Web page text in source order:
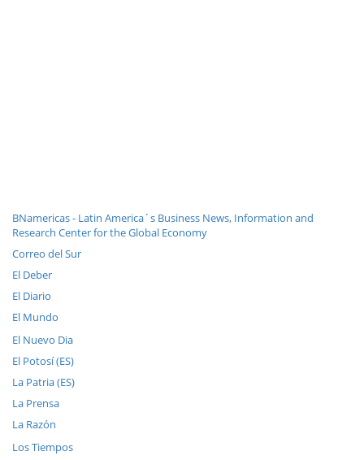
BNamericas - Latin America´s Business News, Information and
Research Center for the Global Economy
Correo del Sur
El Deber
El Diario
El Mundo
El Nuevo Dia
El Potosí (ES)
La Patria (ES)
La Prensa
La Razón
Los Tiempos